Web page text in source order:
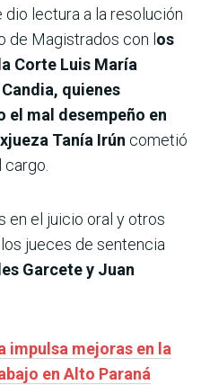
lectura a la resolución
de Magistrados con l os
Corte Luis María
quienes
el mal desempeño en
Tanía Irún cometió
cargo.
en el juicio oral y otros
jueces de sentencia
Garcete y Juan
impulsa mejoras en la
en Alto Paraná